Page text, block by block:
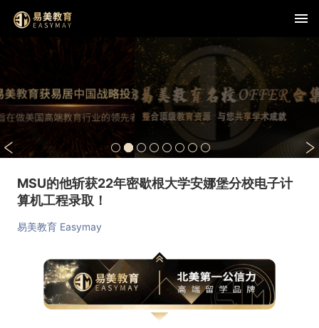
MSU的他斩获22年密歇根大学安娜堡分校电子计
算机工程录取！
易美教育 Easymay